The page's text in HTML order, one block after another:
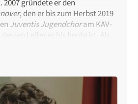
gründete er den
, den er bis zum Herbst 2019
Juventis Jugendchoram KAV-
Leiter er bis heute ist. Als
Stadtkirche St. Marien leitete er
bis Ende 2025 die Celler
Hannover für die
„Glaubenslieder” erhielt
den Echo Klassik 2010. Als